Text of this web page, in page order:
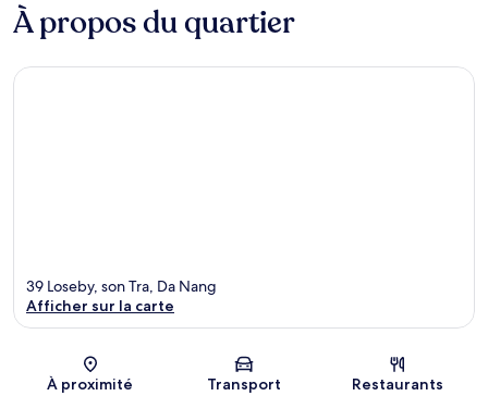
À propos du quartier
Carte
39 Loseby, son Tra, Da Nang
Afficher sur la carte
À proximité Transport Restaurants